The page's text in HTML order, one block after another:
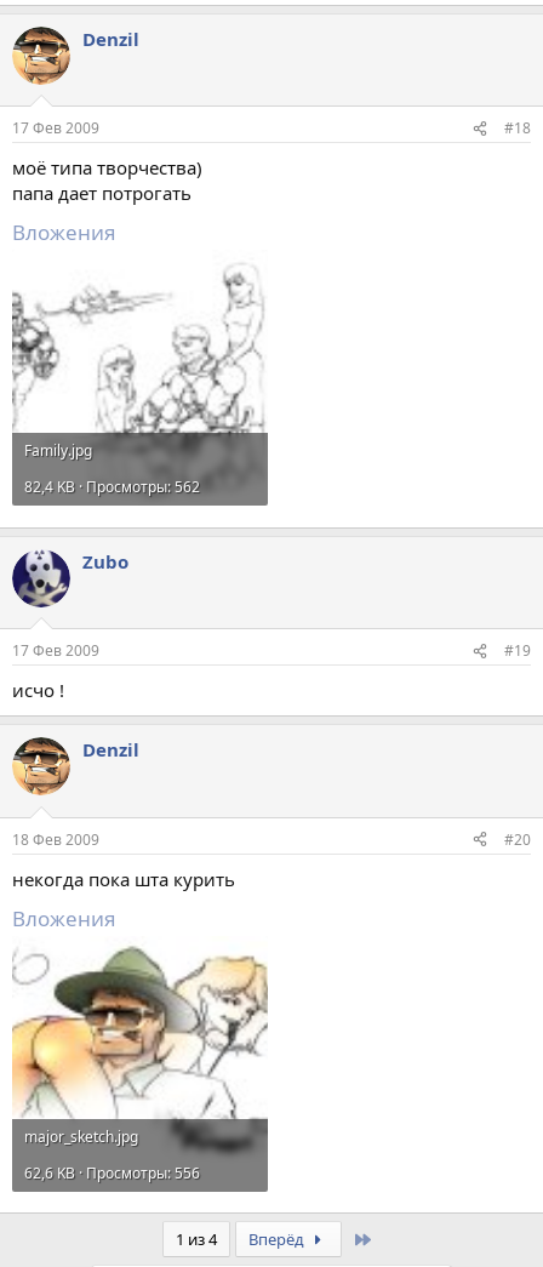
Denzil
17 Фев 2009 #18
моё типа творчества)
папа дает потрогать
Вложения
Family.jpg
82,4 KB · Просмотры: 562
Zubo
17 Фев 2009 #19
исчо !
Denzil
18 Фев 2009 #20
некогда пока шта курить
Вложения
major_sketch.jpg
62,6 KB · Просмотры: 556
1 из 4 Вперёд